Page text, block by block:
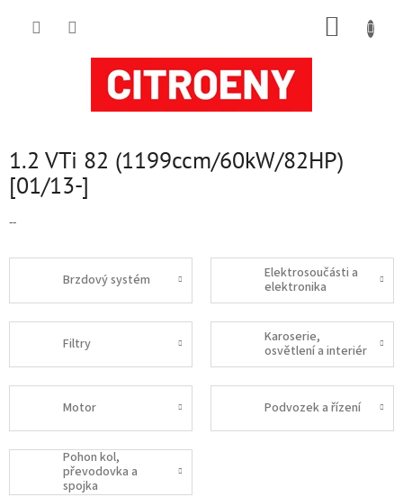
1.2 VTi 82 (1199ccm/60kW/82HP)
[01/13-]
--
Brzdový systém
Elektrosoučásti a
elektronika
Filtry
Karoserie,
osvětlení a interiér
Motor Podvozek a řízení
Pohon kol,
převodovka a
spojka